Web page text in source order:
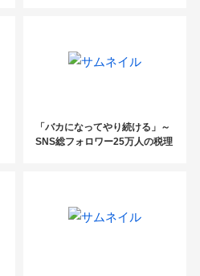
「バカになってやり続ける」～
SNS総フォロワー25万人の税理